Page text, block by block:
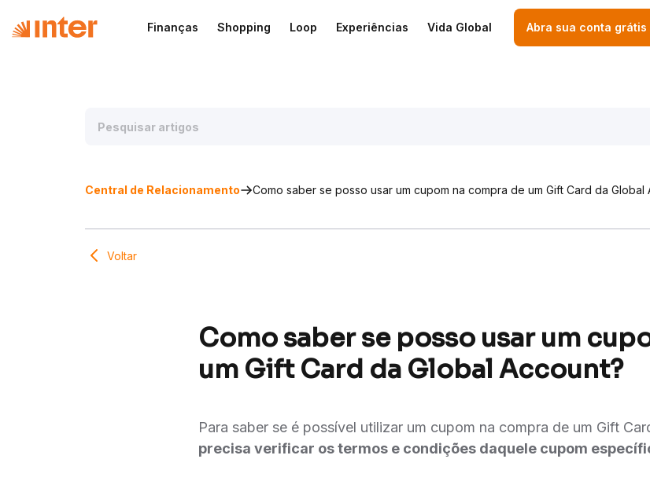
Finanças Shopping Loop Experiências Vida Global Abra sua conta grátis
Central de Relacionamento Como saber se posso usar um cupom na compra de um Gift Card da Global
Voltar
Como saber se posso usar um
um Gift Card da Global Account?
Para saber se é possível utilizar um cupom na compra de um Gift
precisa verificar os termos e condições daquele cupom